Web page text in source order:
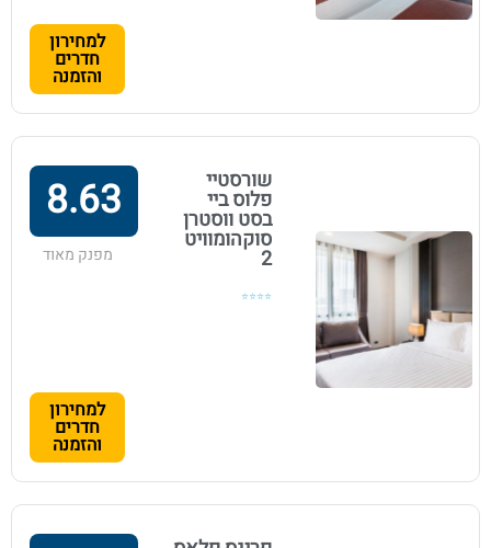
למחירון
חדרים
והזמנה
שורסטיי
פלוס ביי
בסט ווסטרן
סוקהומוויט
2
⭐⭐⭐⭐
8.63
מפנק מאוד
למחירון
חדרים
והזמנה